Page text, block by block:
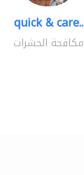
quick & care..
مكافحة الحشرات